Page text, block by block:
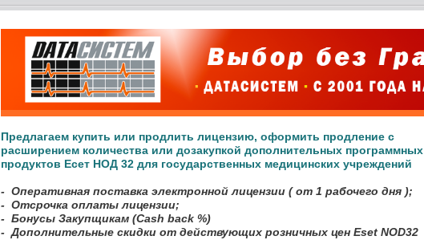
Предлагаем купить или продлить лицензию, оформить продление с
расширением количества или дозакупкой дополнительных программных
продуктов Есет НОД 32 для государственных медицинских учреждений
- Оперативная поставка электронной лицензии ( от 1 рабочего дня );
- Отсрочка оплаты лицензии;
- Бонусы Закупщикам (Cash back %)
- Дополнительные скидки от действующих розничных цен Eset NOD32